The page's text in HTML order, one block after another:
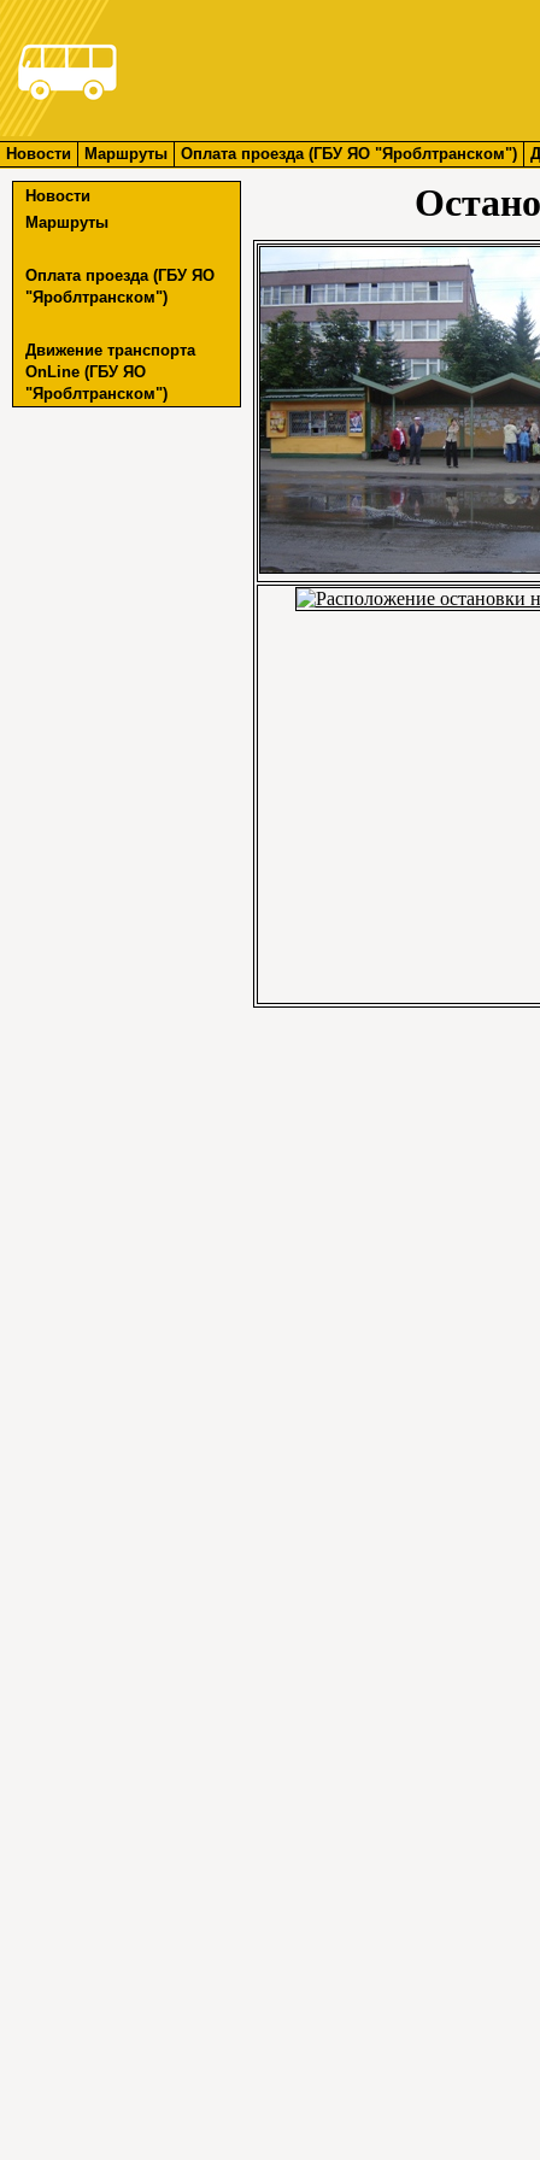
Новости Маршруты Оплата проезда (ГБУ ЯО "Яроблтранском")
Новости
Маршруты
Оплата проезда (ГБУ ЯО
"Яроблтранском")
Движение транспорта
OnLine (ГБУ ЯО
"Яроблтранском")